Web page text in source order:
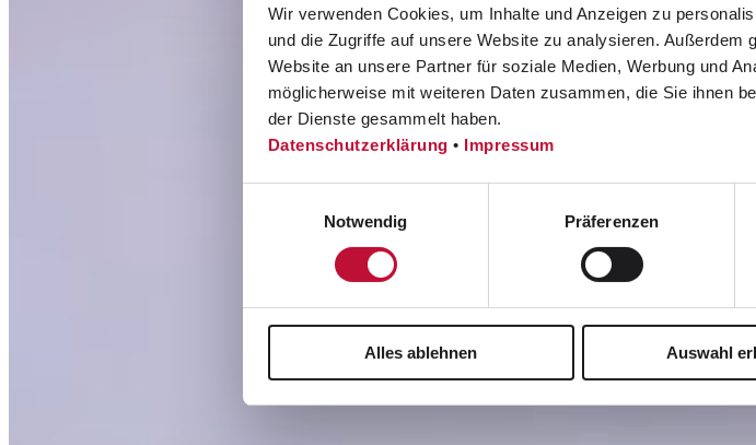
Wir verwenden Cookies, um Inhalte und Anzeigen zu
und die Zugriffe auf unsere Website zu analysieren.
Website an unsere Partner für soziale Medien, Werbung und
möglicherweise mit weiteren Daten zusammen, die Sie ihnen
der Dienste gesammelt haben.
Datenschutzerklärung • Impressum
Notwendig
Präferenzen
Alles ablehnen Auswahl